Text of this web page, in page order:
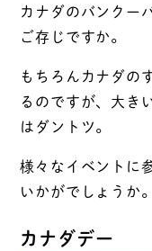
カナダのバンクー
ご存じですか。
もちろんカナダの
るのですが、大き
はダントツ。
様々なイベントに
いかがでしょうか。
カナダデー